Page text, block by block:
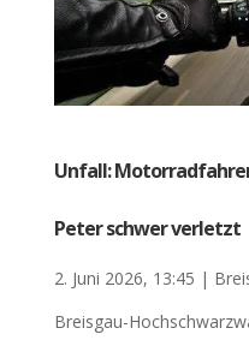
Unfall:
Peter schwer verletzt
2. Juni 2026, 13:45 |
Breisgau-